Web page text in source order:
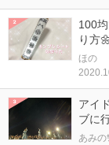
100
り方
ほの
アイ
ブに
あみの